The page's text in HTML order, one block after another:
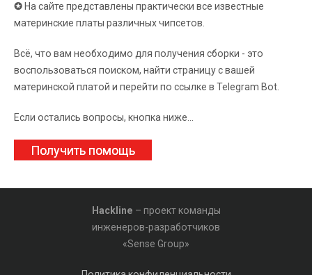
✪ На сайте представлены практически все известные
материнские платы различных чипсетов.
Всё, что вам необходимо для получения сборки - это
воспользоваться поиском, найти страницу с вашей
материнской платой и перейти по ссылке в Telegram Bot.
Если остались вопросы, кнопка ниже...
Получить помощь
Hackline – проект команды
инженеров-разработчиков
«Sense Group»